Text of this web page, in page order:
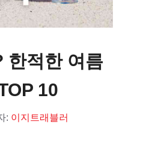
한적한 여름
10
: 이지트래블러